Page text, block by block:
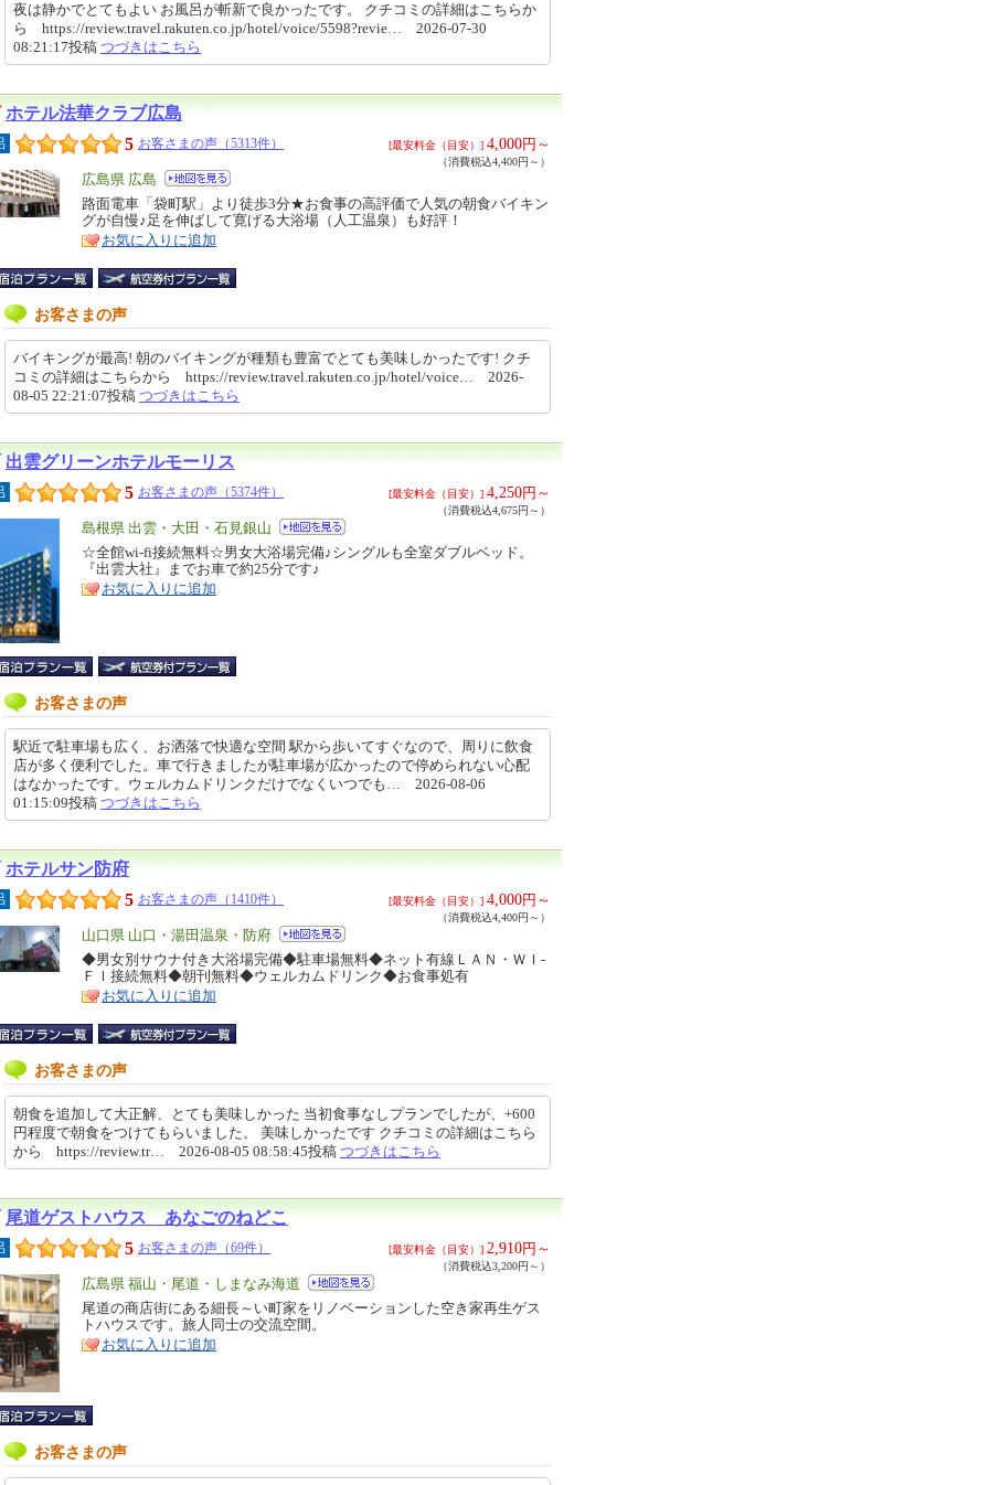
夜は静かでとてもよい お風呂が斬新で良かったです。 クチコミの詳細はこちらか
ら https://review.travel.rakuten.co.jp/hotel/voice/5598?revie… 2026-07-30
08:21:17投稿 つづきはこちら
ホテル法華クラブ広島
5 お客さまの声（5313件） [最安料金（目安）] 4,000円～
（消費税込4,400円～）
エ
リ
ア
広島県 広島
特
徴
路面電車「袋町駅」より徒歩3分★お食事の高評価で人気の朝食バイキン
グが自慢♪足を伸ばして寛げる大浴場（人工温泉）も好評！
お気に入りに追加
お客さまの声
バイキングが最高! 朝のバイキングが種類も豊富でとても美味しかったです! クチ
コミの詳細はこちらから https://review.travel.rakuten.co.jp/hotel/voice… 2026-
08-05 22:21:07投稿 つづきはこちら
出雲グリーンホテルモーリス
5 お客さまの声（5374件） [最安料金（目安）] 4,250円～
（消費税込4,675円～）
エ
リ
ア
島根県 出雲・大田・石見銀山
特
徴
☆全館wi-fi接続無料☆男女大浴場完備♪シングルも全室ダブルベッド。
『出雲大社』までお車で約25分です♪
お気に入りに追加
お客さまの声
駅近で駐車場も広く、お洒落で快適な空間 駅から歩いてすぐなので、周りに飲食
店が多く便利でした。車で行きましたが駐車場が広かったので停められない心配
はなかったです。ウェルカムドリンクだけでなくいつでも… 2026-08-06
01:15:09投稿 つづきはこちら
ホテルサン防府
5 お客さまの声（1410件） [最安料金（目安）] 4,000円～
（消費税込4,400円～）
エ
リ
ア
山口県 山口・湯田温泉・防府
特
徴
◆男女別サウナ付き大浴場完備◆駐車場無料◆ネット有線ＬＡＮ・ＷＩ-
ＦＩ接続無料◆朝刊無料◆ウェルカムドリンク◆お食事処有
お気に入りに追加
お客さまの声
朝食を追加して大正解、とても美味しかった 当初食事なしプランでしたが、+600
円程度で朝食をつけてもらいました。 美味しかったです クチコミの詳細はこちら
から https://review.tr… 2026-08-05 08:58:45投稿 つづきはこちら
尾道ゲストハウス あなごのねどこ
5 お客さまの声（69件） [最安料金（目安）] 2,910円～
（消費税込3,200円～）
エ
リ
ア
広島県 福山・尾道・しまなみ海道
特
徴
尾道の商店街にある細長～い町家をリノベーションした空き家再生ゲス
トハウスです。旅人同士の交流空間。
お気に入りに追加
お客さまの声